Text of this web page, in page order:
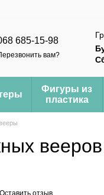
685-15-98
вам?
Фигуры из
пластика
Оставить отзыв